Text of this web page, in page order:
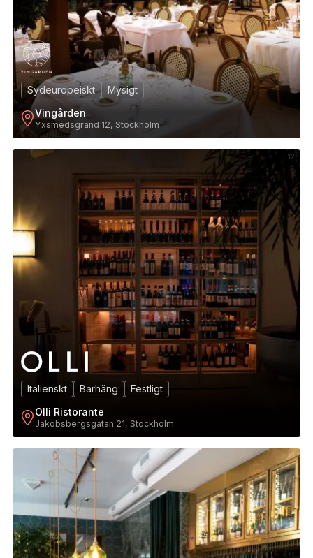
Sydeuropeiskt
Mysigt
Vingården
Yxsmedsgränd 12, Stockholm
12
Italienskt Barhäng
Festligt
Olli Ristorante
Jakobsbergsgatan 21, Stockholm
13